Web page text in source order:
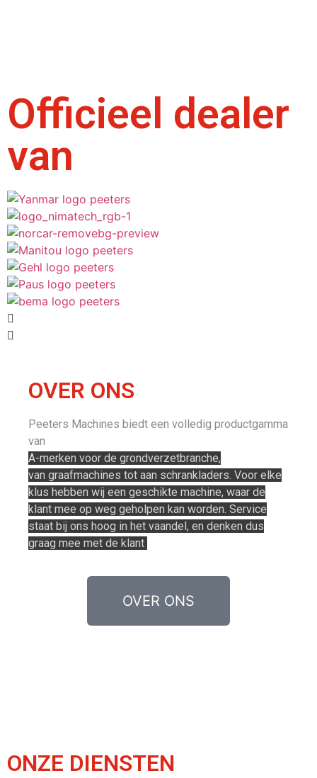
Officieel dealer
van
OVER ONS
Peeters Machines biedt een volledig productgamma
van
A-merken voor de grondverzetbranche,
van graafmachines tot aan schrankladers. Voor elke
klus hebben wij een geschikte machine, waar de
klant mee op weg geholpen kan worden. Service
staat bij ons hoog in het vaandel, en denken dus
graag mee met de klant
OVER ONS
ONZE DIENSTEN